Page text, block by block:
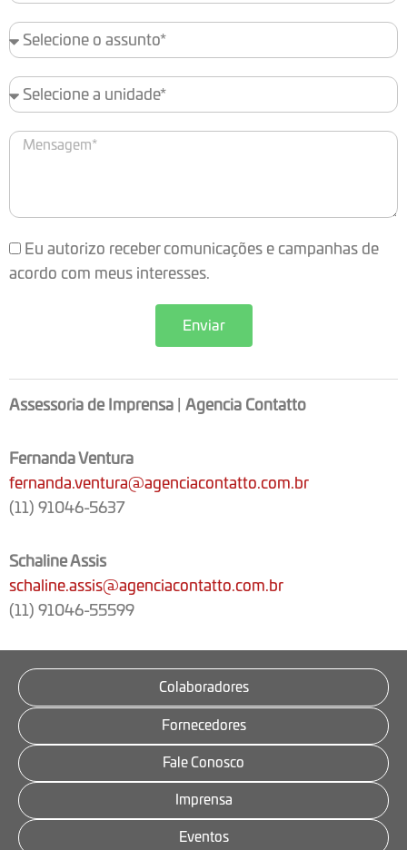
Eu autorizo receber comunicações e campanhas de
acordo com meus interesses.
Enviar
Assessoria de Imprensa Agencia Contatto
Fernanda Ventura
fernanda.ventura@agenciacontatto.com.br
(11) 91046-5637
Schaline Assis
schaline.assis@agenciacontatto.com.br
(11) 91046-55599
Colaboradores
Fornecedores
Fale Conosco
Imprensa
Eventos